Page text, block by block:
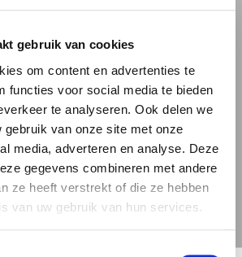
gebruik van cookies
om content en advertenties te
functies voor social media te bieden
te analyseren. Ook delen we
gebruik van onze site met onze
media, adverteren en analyse. Deze
gegevens combineren met andere
ze heeft verstrekt of die ze hebben
van uw gebruik van hun services.
een wereld van
die je zintuigen betoveren.
vormt de basis, gevolgd door
karamel en toffee die
in verfijnde vanille- en
marshmallow-
ontstaat niet door
maar door de